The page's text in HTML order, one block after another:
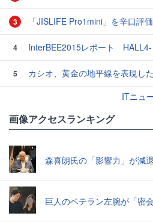
3 「JISLIFE Pro1mini」を辛口評価
4 InterBEE2015レポート
5
カシオ、黄金の地平線を表現したG-SHOCK「
ITニュ
画像アクセスランキング
森喜朗氏の「影響力」が減
巨人のベテラン左腕が「密